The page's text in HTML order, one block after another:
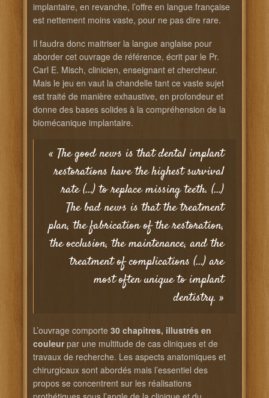
implantaire, en revanche, l’offre en langue française
est nettement moins vaste, pour ne pas dire rare.
Il faudra donc maitriser la langue anglaise pour
aborder cet ouvrage de référence, écrit par le Pr.
Carl E. Misch, clinicien, enseignant et chercheur.
Mais le jeu en vaut la chandelle tant ce vaste sujet
est traité de manière exhaustive, en profondeur et
donne des bases solides à la compréhension de la
biomécanique implantaire.
« The good news is that dental implant
restorations have the highest survival
rate (…) to replace missing teeth. (…)
The bad news is that the treatment
plan, the fabrication of the restoration,
the occlusion, the maintenance, and the
treatment of complications (…) are
most often unique to implant
dentistry. »
L’ouvrage comporte 30 chapitres, illustrés en
couleurpar une multitude de cas cliniques et de
travaux de recherche. Les aspects anatomiques et
chirurgicaux sont abordés mais l’essentiel des
propos se concentrent sur les réalisations